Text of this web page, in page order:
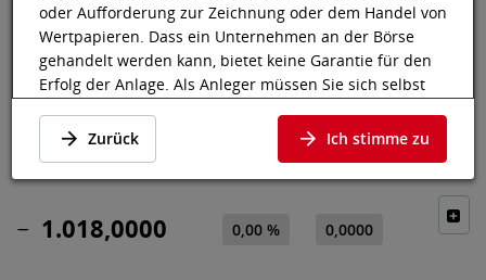
oder Aufforderung zur Zeichnung oder dem Handel von
Wertpapieren. Dass ein Unternehmen an der Börse
gehandelt werden kann, bietet keine Garantie für den
Erfolg der Anlage. Als Anleger müssen Sie sich selbst
Risiken, bis hin zum Totalverlust, abwägen. Lassen Sie
sich gegebenenfalls beraten. Besonders bei jüngeren
und kleineren Unternehmen kann es zu höheren
Informationen zur Verfügung.
Zurück Ich stimme zu
SWISS LIFE
HOLDING AG
Preisdaten
1.018,0000 0,00 % 0,0000